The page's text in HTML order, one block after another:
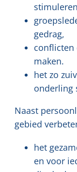
gedrag,
conflicten
maken.
het zo
onderling
Naast
gebied
het
en voor